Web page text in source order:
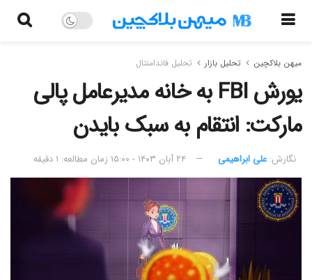
میهن بلاکچین تحلیل بازار تحلیل فاندامنتال
یورش FBI به خانه مدیرعامل پالی
مارکت: انتقام به سبک بایدن
نگارش:‌ علی ابراهیمی ۲۴ آبان ۱۴۰۳ - ۱۵:۰۰ زمان مطالعه: ۱ دقیقه